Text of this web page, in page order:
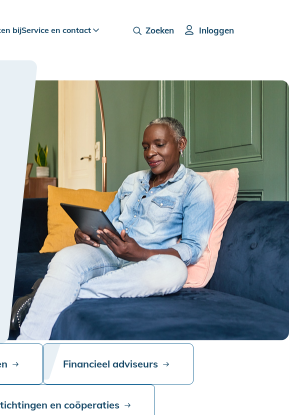
bijService en contact Zoeken Inloggen
Financieel adviseurs
en coöperaties